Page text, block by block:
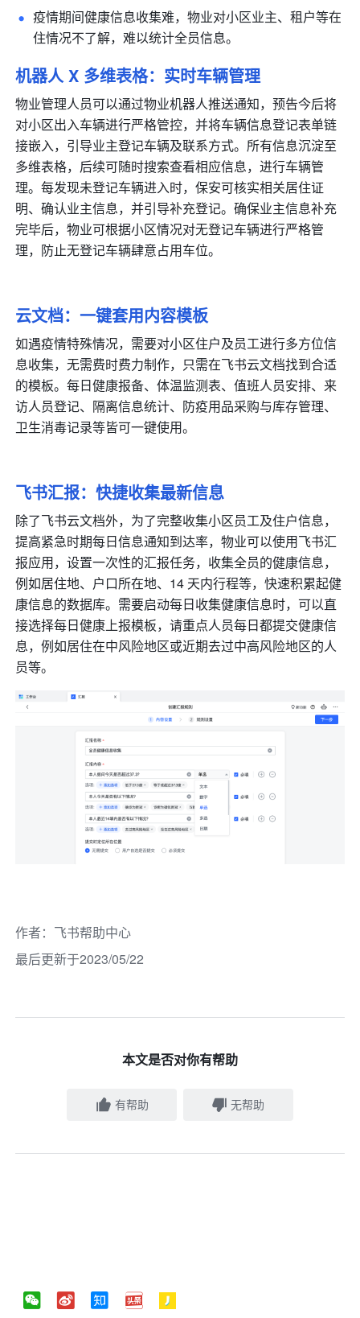
疫情期间健康信息收集难，物业对小区业主、租户等在
住情况不了解，难以统计全员信息。
机器人 X 多维表格：实时车辆管理
物业管理人员可以通过物业机器人推送通知，预告今后将
对小区出入车辆进行严格管控，并将车辆信息登记表单链
接嵌入，引导业主登记车辆及联系方式。所有信息沉淀至
多维表格，后续可随时搜索查看相应信息，进行车辆管
理。每发现未登记车辆进入时，保安可核实相关居住证
明、确认业主信息，并引导补充登记。确保业主信息补充
完毕后，物业可根据小区情况对无登记车辆进行严格管
理，防止无登记车辆肆意占用车位。
云文档：一键套用内容模板
如遇疫情特殊情况，需要对小区住户及员工进行多方位信
息收集，无需费时费力制作，只需在飞书云文档找到合适
的模板。每日健康报备、体温监测表、值班人员安排、来
访人员登记、隔离信息统计、防疫用品采购与库存管理、
卫生消毒记录等皆可一键使用。
飞书汇报：快捷收集最新信息
除了飞书云文档外，为了完整收集小区员工及住户信息，
提高紧急时期每日信息通知到达率，物业可以使用飞书汇
报应用，设置一次性的汇报任务，收集全员的健康信息，
例如居住地、户口所在地、14 天内行程等，快速积累起健
康信息的数据库。需要启动每日收集健康信息时，可以直
接选择每日健康上报模板，请重点人员每日都提交健康信
息，例如居住在中风险地区或近期去过中高风险地区的人
员等。
作者： 飞书帮助中心
最后更新于2023/05/22
本文是否对你有帮助
有帮助 无帮助